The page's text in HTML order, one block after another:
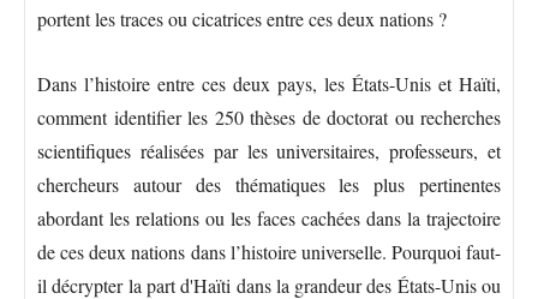
portent les traces ou cicatrices entre ces deux nations ?
Dans l’histoire entre ces deux pays, les États-Unis et Haïti,
comment identifier les 250 thèses de doctorat ou recherches
scientifiques réalisées par les universitaires, professeurs, et
chercheurs autour des thématiques les plus pertinentes
abordant les relations ou les faces cachées dans la trajectoire
de ces deux nations dans l’histoire universelle. Pourquoi faut-
il décrypter la part d'Haïti dans la grandeur des États-Unis ou